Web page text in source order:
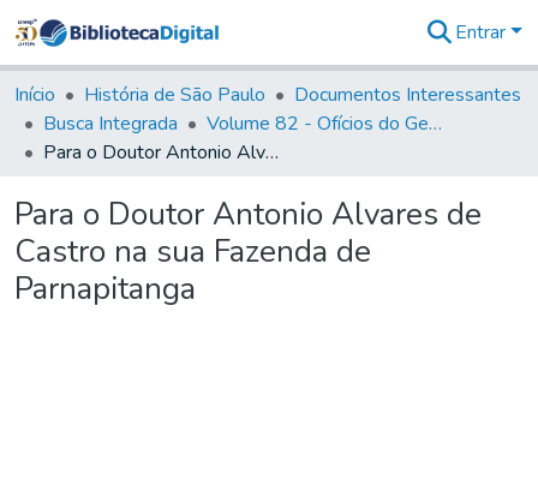
&
Coleções
Tudo na
Biblioteca
Estatísticas
Entrar
Início História de São Paulo
Documentos Interessantes
Busca Integrada
Volume 82 - Ofícios do General Martim Lopes Lobo de Saldanha (Governador da Capitania): 1779- 1780
Para o Doutor Antonio Alvares de Castro na sua Fazenda de Parnapitanga
Para o Doutor Antonio Alvares de
Castro na sua Fazenda de
Parnapitanga